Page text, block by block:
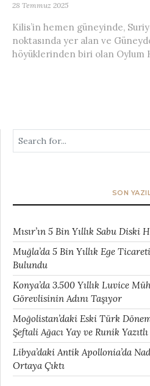
28 Temmuz 2025
Kilis’in hemen güneyinde,
noktasında yer alan ve
höyüklerinden biri olan Oylum
SON
Mısır’ın 5 Bin Yıllık Sabu Diski
Muğla’da 5 Bin Yıllık Ege
Bulundu
Konya’da 3.500 Yıllık Luvice
Görevlisinin Adını Taşıyor
Moğolistan’daki Eski Türk
Şeftali Ağacı Yay ve Runik
Libya’daki Antik Apollonia’da
Ortaya Çıktı